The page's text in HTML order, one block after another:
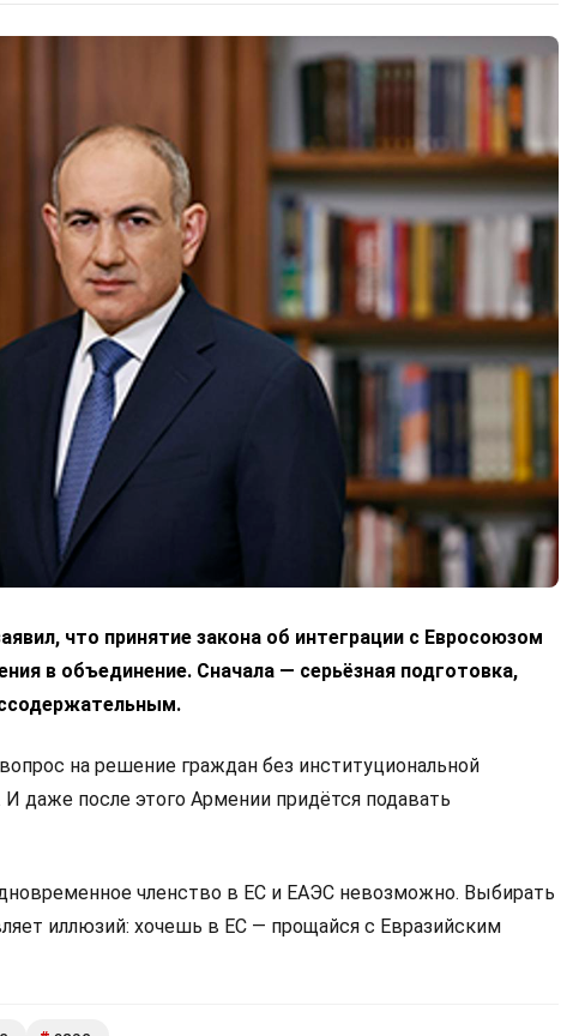
что принятие закона об интеграции с Евросоюзом
в объединение. Сначала — серьёзная подготовка,
на решение граждан без институциональной
даже после этого Армении придётся подавать
членство в ЕС и ЕАЭС невозможно. Выбирать
иллюзий: хочешь в ЕС — прощайся с Евразийским